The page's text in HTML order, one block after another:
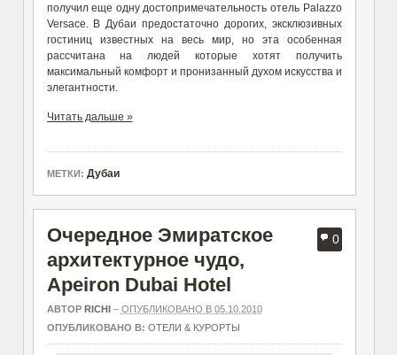
получил еще одну достопримечательность отель Palazzo
Versace. В Дубаи предостаточно дорогих, эксклюзивных
гостиниц известных на весь мир, но эта особенная
рассчитана на людей которые хотят получить
максимальный комфорт и пронизанный духом искусства и
элегантности.
Читать дальше »
МЕТКИ: Дубаи
0
Очередное Эмиратское
архитектурное чудо,
Apeiron Dubai Hotel
АВТОР RICHI – ОПУБЛИКОВАНО В 05.10.2010
ОПУБЛИКОВАНО В: ОТЕЛИ & КУРОРТЫ